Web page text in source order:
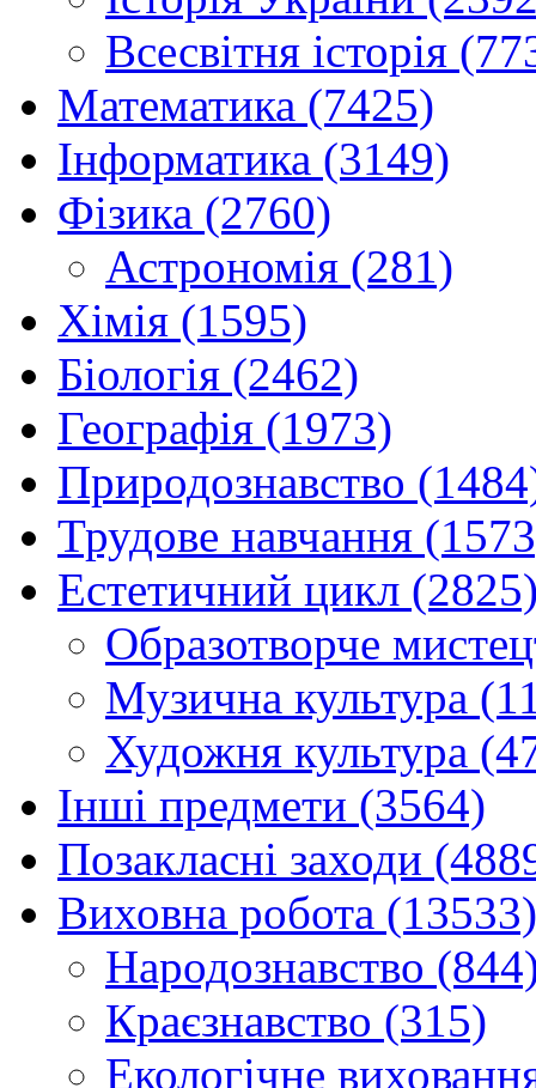
Всесвітня історія
Математика (7425)
Інформатика (3149)
Фізика (2760)
Астрономія (281)
Хімія (1595)
Біологія (2462)
Географія (1973)
Природознавство
Трудове навчання
Естетичний цикл
Образотворче
Музична культура
Художня культура
Інші предмети (3564)
Позакласні заходи
Виховна робота (13533)
Народознавство
Краєзнавство (315)
Екологічне